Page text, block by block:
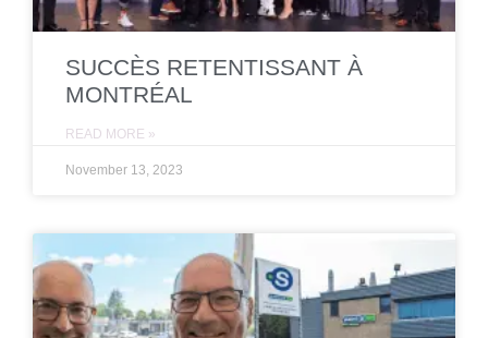
SUCCÈS RETENTISSANT À
MONTRÉAL
READ MORE »
November 13, 2023